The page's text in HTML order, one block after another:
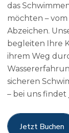
das
möchten –
Abzeichen.
begleiten Ihre
ihrem Weg
sicheren
– bei uns findet
Jetzt Buchen